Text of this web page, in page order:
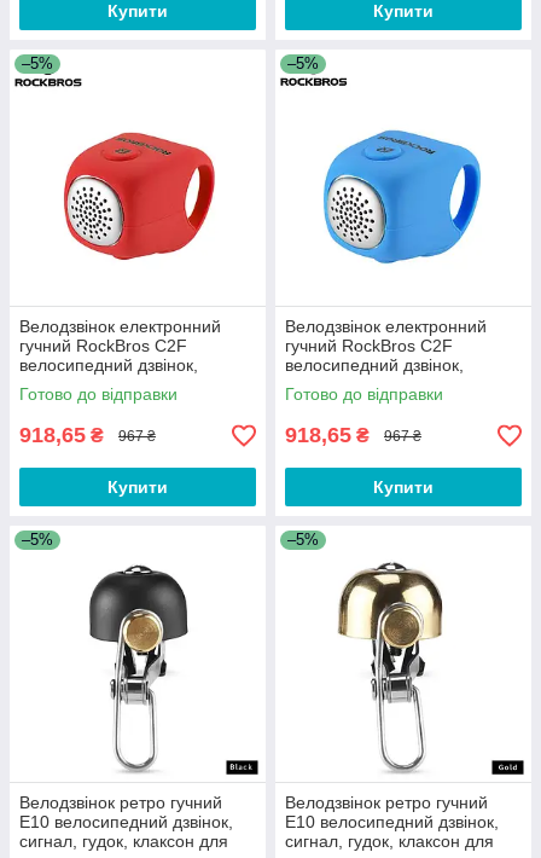
Купити Купити
–5%
Велодзвінок електронний
гучний RockBros C2F
велосипедний дзвінок,
сигнал, гудок, клаксон для
велосипеда Червоний
Готово до відправки
918,65 ₴ 967 ₴
Купити
–5%
Велодзвінок електронний
гучний RockBros C2F
велосипедний дзвінок,
сигнал, гудок, клаксон для
велосипеда
Готово до відправки
918,65 ₴ 967 ₴
Купити
–5%
Велодзвінок ретро гучний
E10 велосипедний дзвінок,
сигнал, гудок, клаксон для
–5%
Велодзвінок ретро гучний
E10 велосипедний дзвінок,
сигнал, гудок, клаксон для